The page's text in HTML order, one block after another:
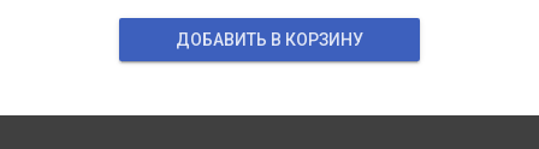
ДОБАВИТЬ В КОРЗИНУ